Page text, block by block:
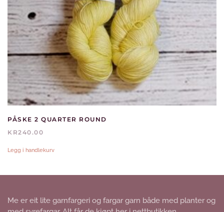
PÅSKE 2 QUARTER ROUND
KR240.00
Legg i handlekurv
Me er eit lite garnfargeri og fargar garn både med planter og